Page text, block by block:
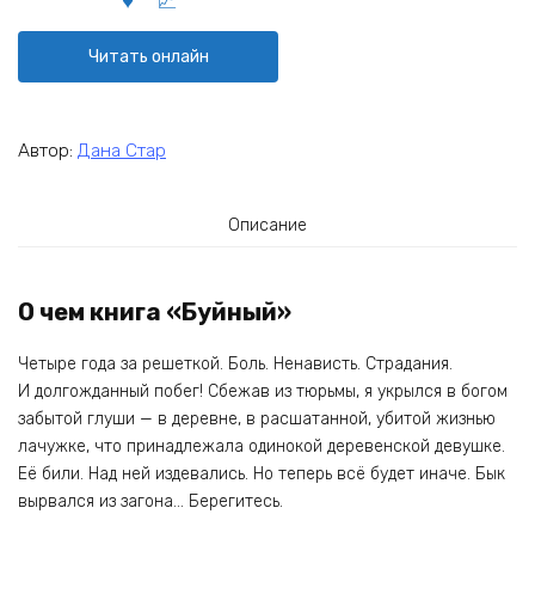
Читать онлайн
Автор: Дана Стар
Описание
О чем книга «Буйный»
Четыре года за решеткой. Боль. Ненависть. Страдания.
И долгожданный побег! Сбежав из тюрьмы, я укрылся в богом
забытой глуши — в деревне, в расшатанной, убитой жизнью
лачужке, что принадлежала одинокой деревенской девушке.
Её били. Над ней издевались. Но теперь всё будет иначе. Бык
вырвался из загона… Берегитесь.